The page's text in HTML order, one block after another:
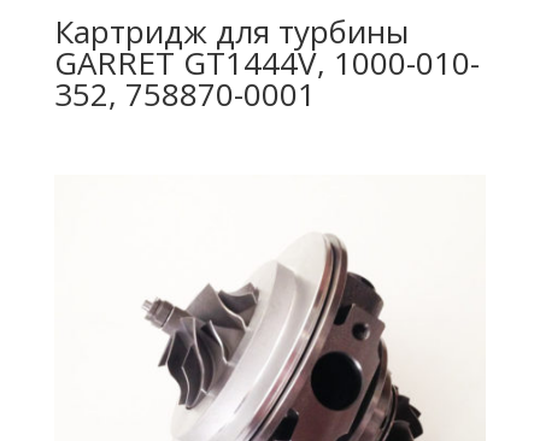
Картридж для турбины
GARRET GT1444V, 1000-010-
352, 758870-0001